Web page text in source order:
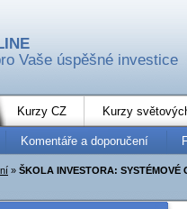
Vaše úspěšné investice
Kurzy CZ Kurzy
Komentáře a doporučení
» ŠKOLA INVESTORA: SYSTÉMOVÉ